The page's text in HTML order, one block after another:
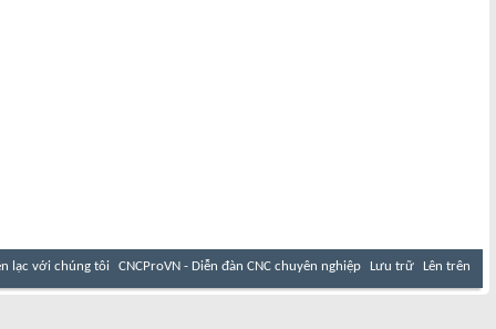
lạc với chúng tôi CNCProVN - Diễn đàn CNC chuyên nghiệp Lưu trữ Lên trên